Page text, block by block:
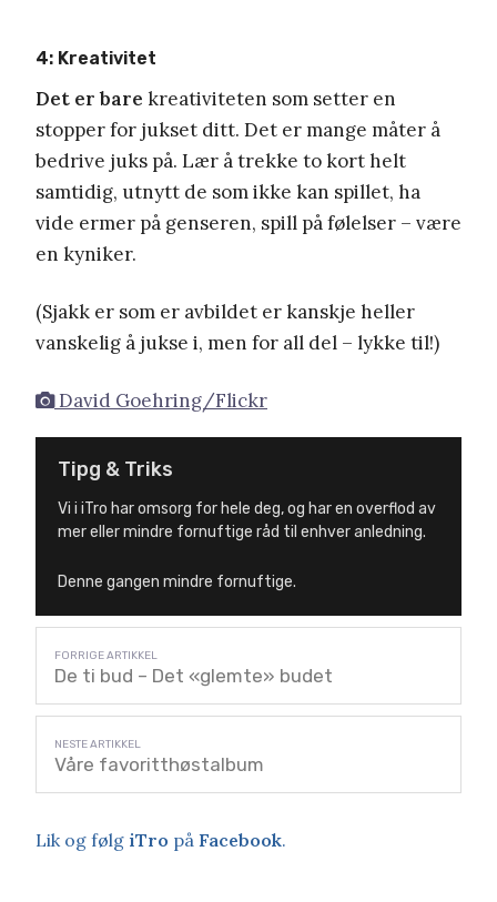
4: Kreativitet
Det er bare kreativiteten som setter en
stopper for jukset ditt. Det er mange måter å
bedrive juks på. Lær å trekke to kort helt
samtidig, utnytt de som ikke kan spillet, ha
vide ermer på genseren, spill på følelser – være
en kyniker.
(Sjakk er som er avbildet er kanskje heller
vanskelig å jukse i, men for all del – lykke til!)
David Goehring/Flickr
Tipg & Triks
Vi i iTro har omsorg for hele deg, og har en overflod av
mer eller mindre fornuftige råd til enhver anledning.
Denne gangen mindre fornuftige.
De ti bud – Det «glemte» budet
Våre favoritthøstalbum
Lik og følg iTro på Facebook.